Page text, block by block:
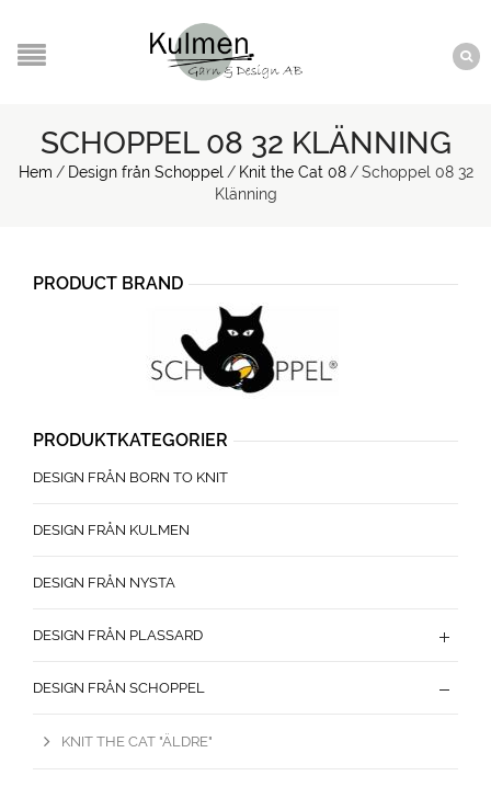
SCHOPPEL 08 32 KLÄNNING
Hem / Design från Schoppel / Knit the Cat 08 / Schoppel 08 32
Klänning
PRODUCT BRAND
PRODUKTKATEGORIER
DESIGN FRÅN BORN TO KNIT
DESIGN FRÅN KULMEN
DESIGN FRÅN NYSTA
DESIGN FRÅN PLASSARD
DESIGN FRÅN SCHOPPEL
KNIT THE CAT "ÄLDRE"